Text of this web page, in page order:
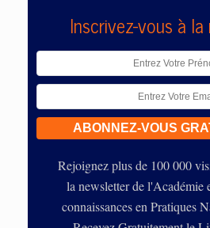
Inscrivez-vous à
Rejoignez plus de 100 000
la newsletter de l'Académie
connaissances en Pratiques